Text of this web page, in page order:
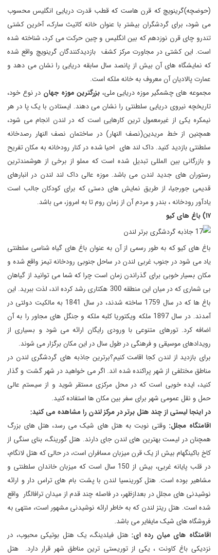
(حوضچه)گرینویچ که قرن هاست که قطب قدرت دریایی انگلیس محسوب
می شود، برای گردشگران بیشتر با عنوان خانه کاتیث سارک، آخرین کشتی
تندرو چای قرن نوزدهم که بین انگلیس و چین حرکت می کرد، شناخته شده
است. این کشتی در مجاورت مرکز کشف بازدیدکنندگان گرینویچ واقع شده
که نمایشگاه های آن بیش از پانصد سال سابقه دریایی را نشان می دهد و
عمارت پالادیان آن معروف به خانه ملکه است.
مجموعه های چشمگیر موزه دریایی ملی، بزرگترین موزه جهان در نوع خود،
تاریخچه نیروی دریایی سلطنتی را نشان می دهند. ایستادن با یک پا در هر
نیمکره یکی از غیرمعمول ترین کارهایی است که در لندن انجام می شود،
همچنین از خط مریدین(نصف النهار) در ساختمان نصف النهار رصدخانه
سلطنتی بازدید کنید. داک لند های احیا شده در کنار رودخانه به مکان تفریح
و بازرگانی بین المللی تبدیل شده است که مملو از برخی از هوشمندترین
رستوران های جدید لندن می باشد. موزه عالی داک لند لندن در انبارهای
قدیمی جورجیا، از طریق نمایش های دستی که برای کودکان جالب است
یادآور رودخانه ، بندر و مردم آن از زمان روم تا به امروز، می باشد.
۱۷) باغ های کیو
باغ های کیو که به طور رسمی از آن به عنوان باغ های گیاه شناسی سلطنتی
یاد می شود در جنوب غربی لندن در ساحل جنوبی رودخانه تیمز واقع شده و
مکان بسیار خوبی برای گذراندن زمان است چرا که شما می توانید از گیاهان
بی شماری که در میان این منطقه 300 هکتاری رشد کرده اند، لذت ببرید. این
باغ ها که در سال 1759 ساخته شدند، در سال 1841 به مالکیت دولتی در
آمدند. در سال 1897 ملکه ویکتوریا کلبه ملکه و جنگل های مجاور را به آن
اضافه کرد. تورهای متنوعی با ورودی رایگان ارائه می شود و بسیاری از
رویدادهای موسیقی و فرهنگی در طول سال در این مکان برگزار می شوند.
برای بازدید از لندن کجا اقامت کنیم؟برترین جاذبه های گردشگری لندن در
مناطق مختلفی از شهر پراکنده شده اند. اگر می خواهید در شهر گشت و گذار
کنید، ایده خوبی است که در محل مرکزی مستقر شوید و از سیستم عالی
حمل و نقل عمومی شهر برای سفر بین مکان ها استفاده کنید.
در اینجا لیستی از چند هتل برتر در مرکز لندن را مشاهده می کنید:
اقامتگاه مجلل: وقتی نوبت به هتل های شیک می رسد، هتل های بزرگ
همچنان در لیست بهترین های لندن جای دارند. هتل گورینگ، بنای سنگی از
کاخ باکینگهام بیش از یک قرن میزبان مسافران است، در حالی که هتل لانگام،
در قلب پایانه غربی، بیش از 150 سال است که میزبان خاندان سلطنتی و
مشاهیر بوده است. هتل کورینسیا لندن با پشت بام های تراس دار و ارائه
نوشیدنی های مجلل در بعدازظهر، در فاصله چند قدم از میدان ترافالگار واقع
شده است. هتل ریتز لندن که به خاطر ارائه نوشیدنی مشهور است، منتهی به
فروشگاه های شیک مایفایر می باشد.
اقامتگاه های میان رده ای: هتل فیلدینگ، یک هتل بوتیکی محبوب، در
نزدیکی باغ کاونت ، یکی از توریستی ترین مناطق شهر قرار دارد. هتل